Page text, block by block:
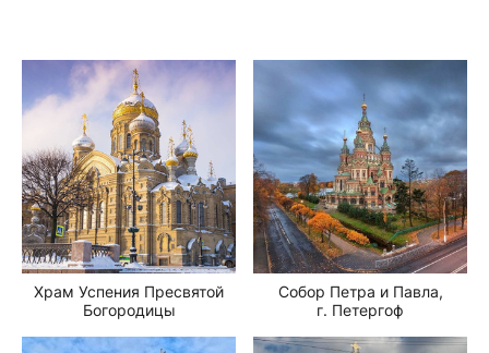
Храм Успения Пресвятой
Богородицы
Собор Петра и Павла,
г. Петергоф